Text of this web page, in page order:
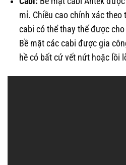
mỉ. Chiều cao chính xác theo
cabi có thể thay thế được
Bề mặt các cabi được gia
hề có bất cứ vết nứt hoặc lồi